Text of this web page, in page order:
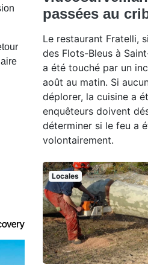
passées au
Le restaurant Fratelli,
des Flots-Bleus à
a été touché par un
août au matin. Si
déplorer, la cuisine a
enquêteurs doivent
déterminer si le feu a
volontairement.
Locales